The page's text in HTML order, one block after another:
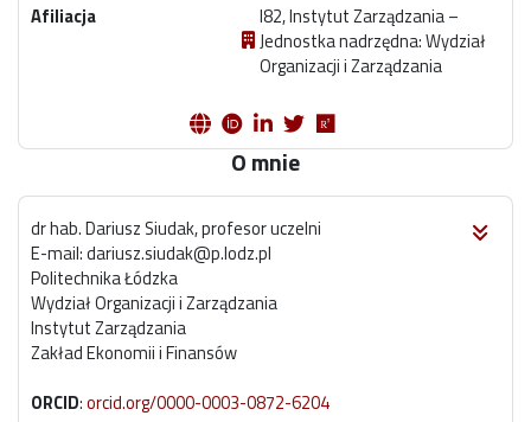
Afiliacja
I82, Instytut Zarządzania –
Jednostka nadrzędna: Wydział
Organizacji i Zarządzania
O mnie
dr hab. Dariusz Siudak, profesor uczelni
E-mail: dariusz.siudak@p.lodz.pl
Politechnika Łódzka
Wydział Organizacji i Zarządzania
Instytut Zarządzania
Zakład Ekonomii i Finansów
ORCID:orcid.org/0000-0003-0872-6204